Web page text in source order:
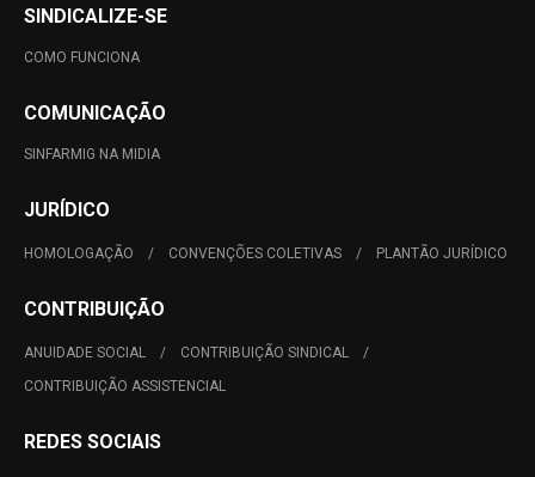
SINDICALIZE-SE
COMO FUNCIONA
COMUNICAÇÃO
SINFARMIG NA MIDIA
JURÍDICO
HOMOLOGAÇÃO CONVENÇÕES COLETIVAS PLANTÃO JURÍDICO
CONTRIBUIÇÃO
ANUIDADE SOCIAL
CONTRIBUIÇÃO SINDICAL
CONTRIBUIÇÃO ASSISTENCIAL
REDES SOCIAIS